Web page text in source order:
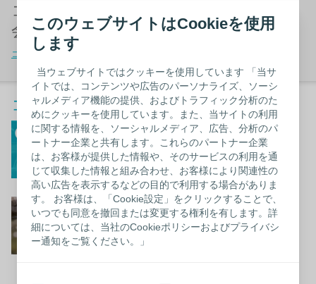
このウェブサイトはCookieを使用
します
当ウェブサイトではクッキーを使用しています 「当サ
イトでは、コンテンツや広告のパーソナライズ、ソーシ
ャルメディア機能の提供、およびトラフィック分析のた
めにクッキーを使用しています。また、当サイトの利用
に関する情報を、ソーシャルメディア、広告、分析のパ
ートナー企業と共有します。これらのパートナー企業
は、お客様が提供した情報や、そのサービスの利用を通
じて収集した情報と組み合わせ、お客様により関連性の
高い広告を表示するなどの目的で利用する場合がありま
す。 お客様は、「Cookie設定」をクリックすることで、
いつでも同意を撤回または変更する権利を有します。詳
細については、当社のCookieポリシーおよびプライバシ
ー通知をご覧ください。」
コロプラスト株式
会社
コロプラスト（日本）
お問い合わせへ
コロプラストのビデオ
コロプラストの誕生ヒ
ストリー
動画を観る
So you can be you（あ
なたらしさをサポート
するために）